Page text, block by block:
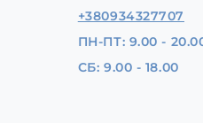
+380934327707
ПН-ПТ: 9.00 -
СБ: 9.00 - 18.00